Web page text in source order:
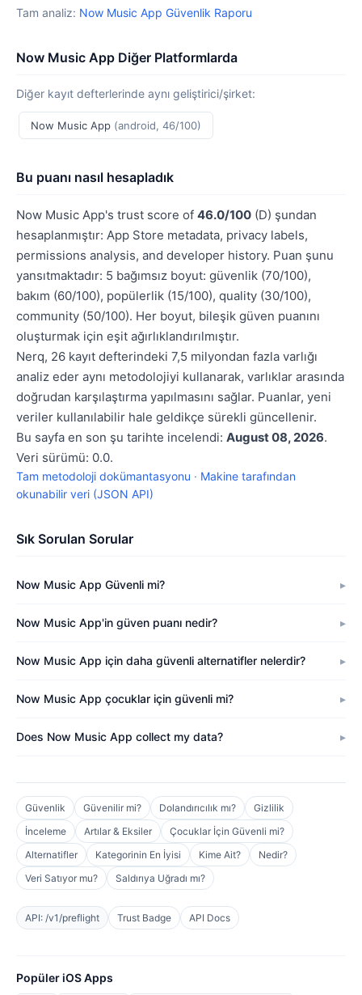
Tam analiz: Now Music App Güvenlik Raporu
Now Music App Diğer Platformlarda
Diğer kayıt defterlerinde aynı geliştirici/şirket:
Now Music App (android, 46/100)
Bu puanı nasıl hesapladık
Now Music App's trust score of 46.0/100 (D) şundan
hesaplanmıştır: App Store metadata, privacy labels,
permissions analysis, and developer history. Puan şunu
yansıtmaktadır: 5 bağımsız boyut: güvenlik (70/100),
bakım (60/100), popülerlik (15/100), quality (30/100),
community (50/100). Her boyut, bileşik güven puanını
oluşturmak için eşit ağırlıklandırılmıştır.
Nerq, 26 kayıt defterindeki 7,5 milyondan fazla varlığı
analiz eder aynı metodolojiyi kullanarak, varlıklar arasında
doğrudan karşılaştırma yapılmasını sağlar. Puanlar, yeni
veriler kullanılabilir hale geldikçe sürekli güncellenir.
Bu sayfa en son şu tarihte incelendi: August 08, 2026.
Veri sürümü: 0.0.
Tam metodoloji dokümantasyonu · Makine tarafından
okunabilir veri (JSON API)
Sık Sorulan Sorular
Now Music App Güvenli mi?
Now Music App'in güven puanı nedir?
Now Music App için daha güvenli alternatifler nelerdir?
Now Music App çocuklar için güvenli mi?
Does Now Music App collect my data?
Güvenlik Güvenilir mi? Dolandırıcılık mı?
Gizlilik
İnceleme
Artılar & Eksiler
Çocuklar İçin Güvenli mi?
Alternatifler
Kategorinin En İyisi Kime Ait?
Nedir?
Veri Satıyor mu?
Saldırıya Uğradı mı?
API: /v1/preflight Trust Badge API Docs
Popüler iOS Apps